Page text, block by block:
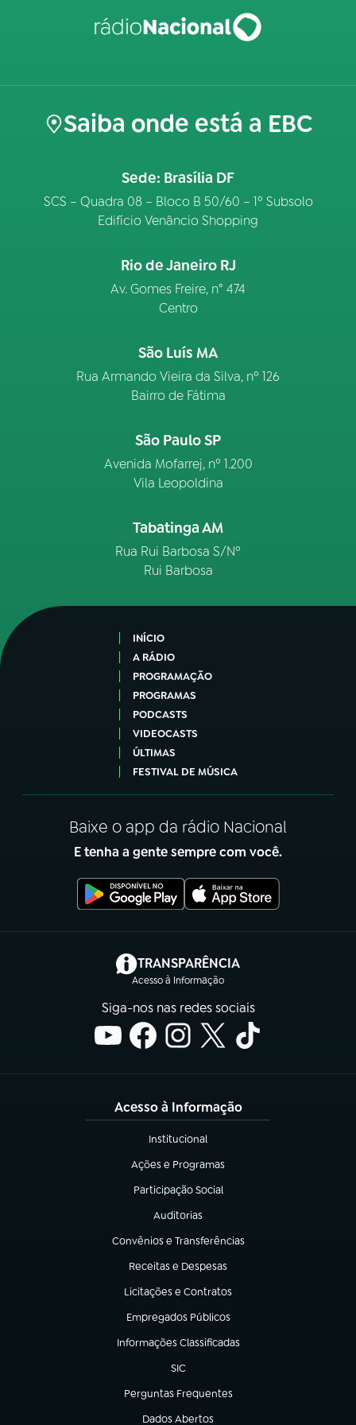
Saiba onde está a EBC
Sede: Brasília DF
SCS – Quadra 08 – Bloco B 50/60 – 1º Subsolo
Edifício Venâncio Shopping
Rio de Janeiro RJ
Av. Gomes Freire, n° 474
Centro
São Luís MA
Rua Armando Vieira da Silva, nº 126
Bairro de Fátima
São Paulo SP
Avenida Mofarrej, nº 1.200
Vila Leopoldina
Tabatinga AM
Rua Rui Barbosa S/Nº
Rui Barbosa
INÍCIO
A RÁDIO
PROGRAMAÇÃO
PROGRAMAS
PODCASTS
VIDEOCASTS
ÚLTIMAS
FESTIVAL DE MÚSICA
Baixe o app da rádio Nacional
E tenha a gente sempre com você.
TRANSPARÊNCIA
Acesso à Informação
(abre em nova aba)
Siga-nos nas redes sociais
Acesso à Informação
Institucional
(abre em nova aba)
Ações e Programas
(abre em nova aba)
Participação Social
(abre em nova aba)
Auditorias
(abre em nova aba)
Convênios e Transferências
(abre em nova aba)
Receitas e Despesas
(abre em nova aba)
Licitações e Contratos
(abre em nova aba)
Empregados Públicos
(abre em nova aba)
Informações Classificadas
(abre em nova aba)
SIC
(abre em nova aba)
Perguntas Frequentes
(abre em nova aba)
Dados Abertos